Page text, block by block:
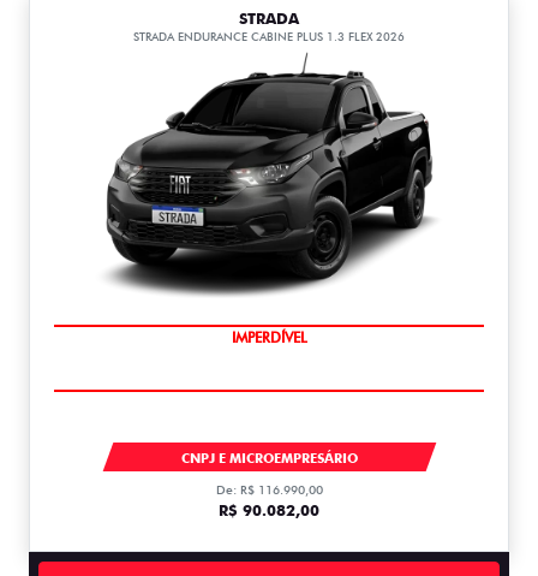
STRADA
STRADA ENDURANCE CABINE PLUS 1.3 FLEX 2026
IMPERDÍVEL
CNPJ E MICROEMPRESÁRIO
De: R$ 116.990,00
R$ 90.082,00